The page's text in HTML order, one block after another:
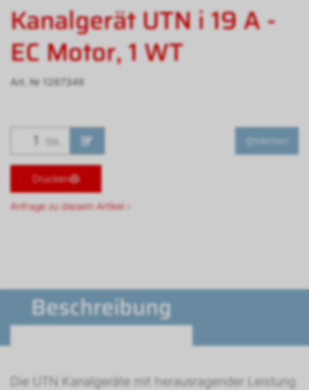
Kanalgerät UTN i 19 A -
EC Motor, 1 WT
Art. Nr 1267349
Stk. Merken
Drucken
Anfrage zu diesem Artikel ›
Beschreibung
Die UTN Kanalgeräte mit herausragender Leistung